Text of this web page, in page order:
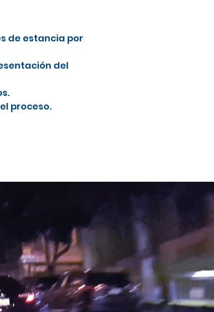
de estancia por
del
proceso.